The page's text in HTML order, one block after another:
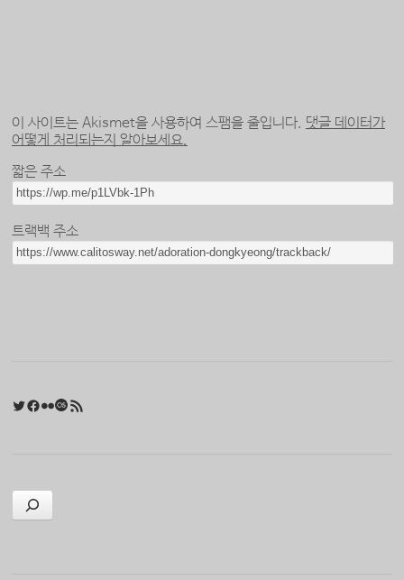
이 사이트는 Akismet을 사용하여 스팸을 줄입니다. 댓글 데이터가
어떻게 처리되는지 알아보세요.
짧은 주소
트랙백 주소
Twitter
Facebook
FlickrLast.fm
검색